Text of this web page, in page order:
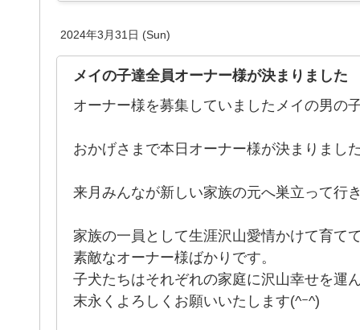
2024年3月31日 (Sun)
メイの子達全員オーナー様が決まりました
オーナー様を募集していましたメイの男の
おかげさまで本日オーナー様が決まりまし
来月みんなが新しい家族の元へ巣立って行
家族の一員として生涯沢山愛情かけて育て
素敵なオーナー様ばかりです。
子犬たちはそれぞれの家庭に沢山幸せを運
末永くよろしくお願いいたします(^ｰ^)